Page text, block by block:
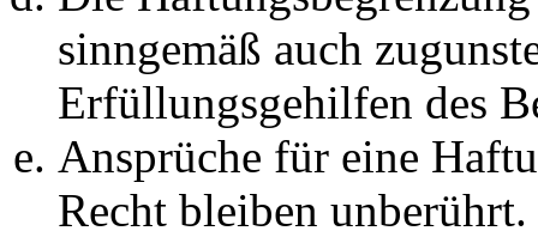
sinngemäß auch
Erfüllungsgehilfen des
Ansprüche für eine
Recht bleiben unberührt.